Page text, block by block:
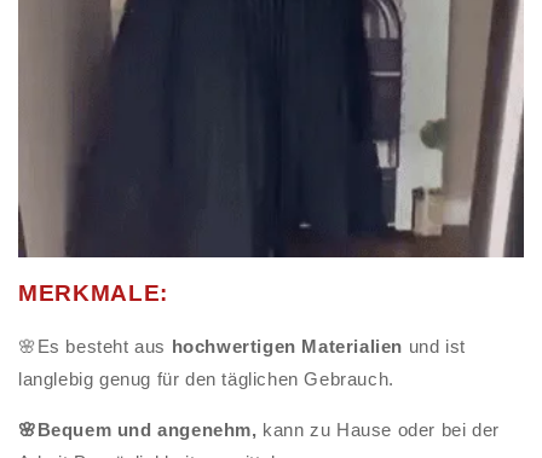
MERKMALE:
🌸Es besteht aus hochwertigen Materialien und ist
langlebig genug für den täglichen Gebrauch.
🌸Bequem und angenehm, kann zu Hause oder bei der